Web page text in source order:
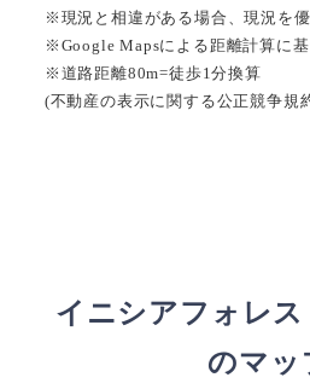
※現況と相違がある場合、現況を
※Google Mapsによる距離計算に基
※道路距離80m=徒歩1分換算
(不動産の表示に関する公正競争規
イニシアフォレ
のマッ